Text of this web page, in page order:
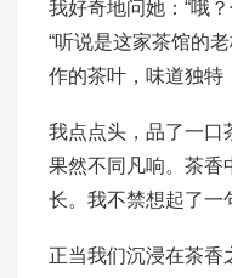
我好奇地问她：“哦
“听说是这家茶馆的
作的茶叶，味道独特
我点点头，品了一口
果然不同凡响。茶香
长。我不禁想起了一
正当我们沉浸在茶香